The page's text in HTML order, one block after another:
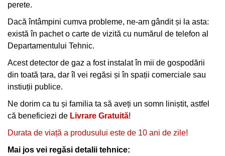
perete.
Dacă întâmpini cumva probleme, ne-am gândit și la asta:
există în pachet o carte de vizită cu numărul de telefon al
Departamentului Tehnic.
Acest detector de gaz a fost instalat în mii de gospodării
din toată țara, dar îl vei regăsi și în spații comerciale sau
instiuții publice.
Ne dorim ca tu și familia ta să aveți un somn liniștit, astfel
că beneficiezi de Livrare Gratuită!
Durata de viață a produsului este de 10 ani de zile!
Mai jos vei regăsi detalii tehnice: